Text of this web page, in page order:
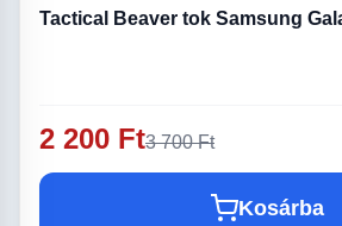
Tactical Beaver tok Samsung
2 200 Ft3 700 Ft
Kosárba